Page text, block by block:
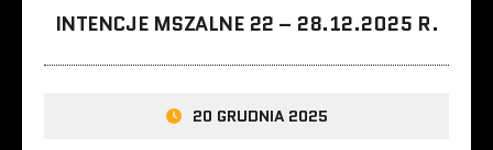
INTENCJE MSZALNE 22 – 28.12.2025 R.
20 GRUDNIA 2025